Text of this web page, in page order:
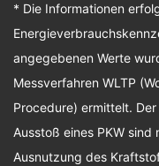
* Die Informationen
angegebenen Werte
Messverfahren WLTP
Procedure) ermittelt.
Ausstoß eines PKW
Ausnutzung des